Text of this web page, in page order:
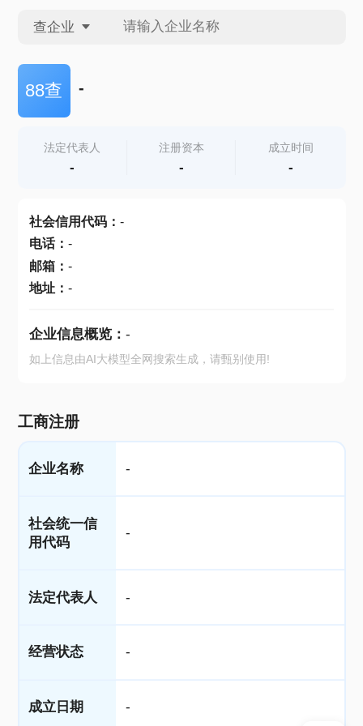
查企业
查企业
查产地
88查 -
法定代表人
-
注册资本
-
成立时间
-
社会信用代码： -
电话： -
邮箱： -
地址： -
企业信息概览： -
如上信息由AI大模型全网搜索生成，请甄别使用!
工商注册
企业名称 -
社会统一信
用代码
-
法定代表人 -
经营状态 -
成立日期 -